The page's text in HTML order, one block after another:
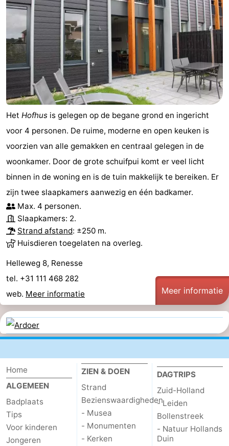
Natuur
Oosterschelde
-
Burgh
Haamstede
Natuur
Kop
van
Schouwen
Walcheren
-
Veere
-
Natuur
Oranjezon
-
Oostkapelle
-
Natuur
de
Mantelingen
-
Domburg
-
Zoutelande
-
Vlissingen
-
Middelburg
Weer
Contact
Het Hofhus is gelegen op de begane grond en ingericht
voor 4 personen. De ruime, moderne en open keuken is
voorzien van alle gemakken en centraal gelegen in de
woonkamer. Door de grote schuifpui komt er veel licht
binnen in de woning en is de tuin makkelijk te bereiken. Er
zijn twee slaapkamers aanwezig en één badkamer.
Max. 4 personen.
Slaapkamers: 2.
Strand afstand: ±250 m.
Huisdieren toegelaten na overleg.
Helleweg 8, Renesse
tel. +31 111 468 282
web. Meer informatie Meer informatie
Home
ALGEMEEN
Badplaats
Tips
Voor kinderen
Jongeren
ZIEN & DOEN
Strand
Bezienswaardigheden
- Musea
- Monumenten
- Kerken
DAGTRIPS
Zuid-Holland
- Leiden
Bollenstreek
- Natuur Hollands
Duin